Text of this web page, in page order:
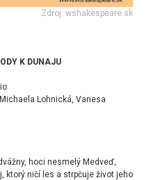
Zdroj: wshakespeare.sk
K DUNAJU
Lohnická, Vanesa
hoci nesmelý Medveď,
ktorý ničí les a strpčuje život jeho